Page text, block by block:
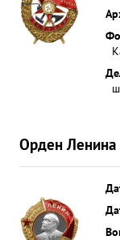
Орден Ленина